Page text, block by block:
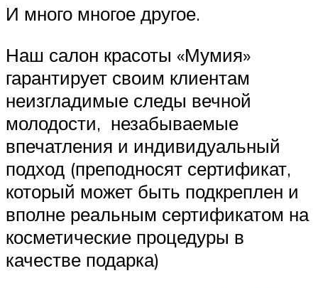
И много многое другое.
Наш салон красоты «Мумия»
гарантирует своим клиентам
неизгладимые следы вечной
молодости, незабываемые
впечатления и индивидуальный
подход (преподносят сертификат,
который может быть подкреплен и
вполне реальным сертификатом на
косметические процедуры в
качестве подарка)